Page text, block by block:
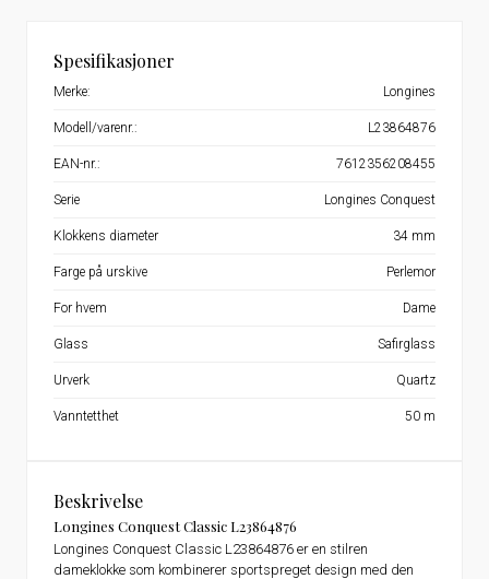
Beskrivelse
Longines Conquest Classic L23864876
Longines Conquest Classic L23864876 er en stilren
dameklokke som kombinerer sportspreget design med den
Spesifikasjoner
Merke: Longines
Modell/varenr.: L23864876
EAN-nr.: 7612356208455
Serie Longines Conquest
Klokkens diameter 34 mm
Farge på urskive Perlemor
For hvem Dame
Glass Safirglass
Urverk Quartz
Vanntetthet 50 m